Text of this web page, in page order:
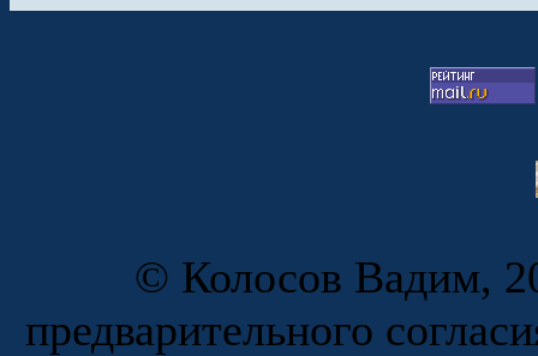
© Колосов Вадим,
предварительного